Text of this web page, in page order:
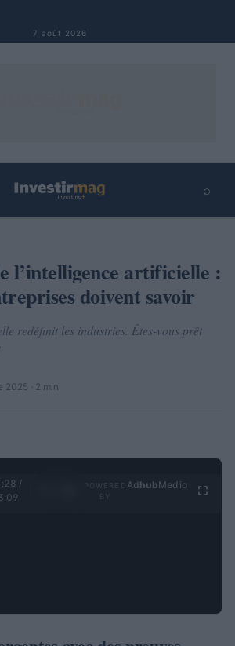
7 août 2026
⌕
l’intelligence artificielle :
doivent savoir
redéfinit les industries. Êtes-vous prêt
2025 · 2 min
/
Ad hubMedia